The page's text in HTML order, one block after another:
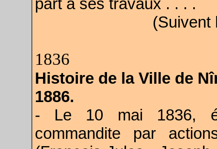
part à ses travaux . . . .
(Suivent
1836
Histoire de la Ville de
1886.
- Le 10 mai 1836,
commandite par